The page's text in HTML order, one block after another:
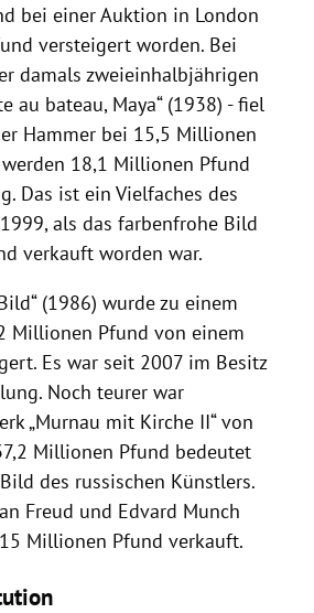
bei einer Auktion in London
versteigert worden. Bei
damals zweieinhalbjährigen
au bateau, Maya“ (1938) - fiel
Hammer bei 15,5 Millionen
18,1 Millionen Pfund
Das ist ein Vielfaches des
als das farbenfrohe Bild
verkauft worden war.
(1986) wurde zu einem
Millionen Pfund von einem
Es war seit 2007 im Besitz
Noch teurer war
„Murnau mit Kirche II“ von
Millionen Pfund bedeutet
des russischen Künstlers.
Freud und Edvard Munch
Millionen Pfund verkauft.